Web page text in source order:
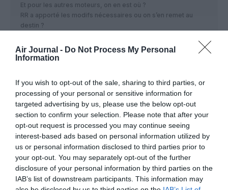
Air Journal - Do Not Process My Personal
Information
If you wish to opt-out of the sale, sharing to third parties, or
processing of your personal or sensitive information for
targeted advertising by us, please use the below opt-out
section to confirm your selection. Please note that after your
opt-out request is processed you may continue seeing
interest-based ads based on personal information utilized by
us or personal information disclosed to third parties prior to
your opt-out. You may separately opt-out of the further
disclosure of your personal information by third parties on the
IAB’s list of downstream participants. This information may
Et pour les autres moteurs, on en est où ?
RR a apporté les modifs nécessaires ou on s’en remet au
destin ?
RÉPONDRE
vodka.martini.shaker a commenté :
28 juin 2013 - 12 h 26 min
Novembr 2010 l’incident pour info 😉
RÉPONDRE
Marthe Niela commenté :
28 juin 2013 - 14 h 06 min
Et surtout encore bravo pour les pilotes… un crash de l’A380,
en plus d’un terrible drame humain, aurait été une catastrophe